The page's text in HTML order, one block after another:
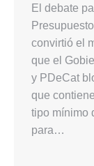
El debate
convirtió el
que el
y PDeCat
que
tipo mínimo
para…